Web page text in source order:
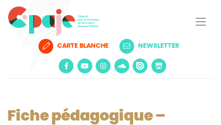
CARTE BLANCHE NEWSLETTER
Fiche pédagogique –